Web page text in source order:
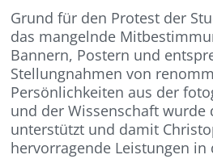
Grund für den Protest der
das mangelnde
Bannern, Postern und
Stellungnahmen von
Persönlichkeiten aus der
und der Wissenschaft wurde
unterstützt und damit
hervorragende Leistungen in